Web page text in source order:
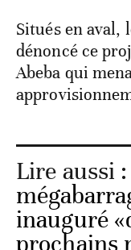
Situés en aval,
dénoncé ce
Abeba qui
Lire aussi :
inauguré